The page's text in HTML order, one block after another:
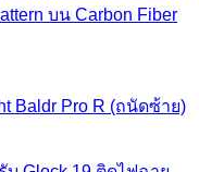
Baldr Pro R (ถนัดซ้าย)